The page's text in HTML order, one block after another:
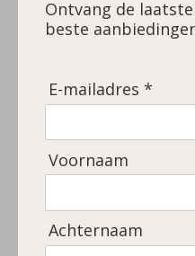
Ontvang de
beste
E-mailadres *
Voornaam
Achternaam